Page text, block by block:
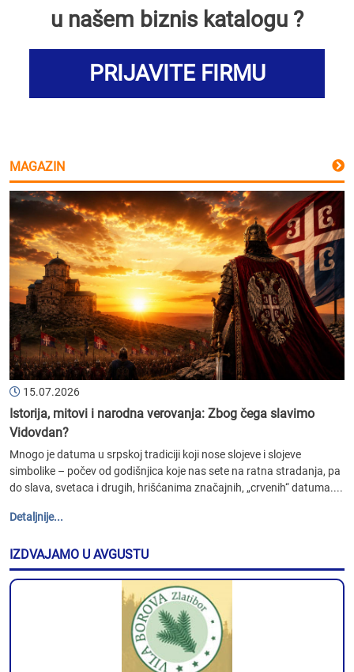
u našem biznis katalogu ?
PRIJAVITE FIRMU
MAGAZIN
15.07.2026
Istorija, mitovi i narodna verovanja: Zbog čega slavimo
Vidovdan?
Mnogo je datuma u srpskoj tradiciji koji nose slojeve i slojeve
simbolike – počev od godišnjica koje nas sete na ratna stradanja, pa
do slava, svetaca i drugih, hrišćanima značajnih, „crvenih“ datuma....
Detaljnije...
IZDVAJAMO U AVGUSTU